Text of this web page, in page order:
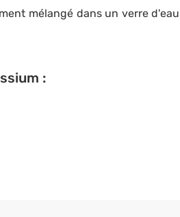
mélangé dans un verre d'eau
: